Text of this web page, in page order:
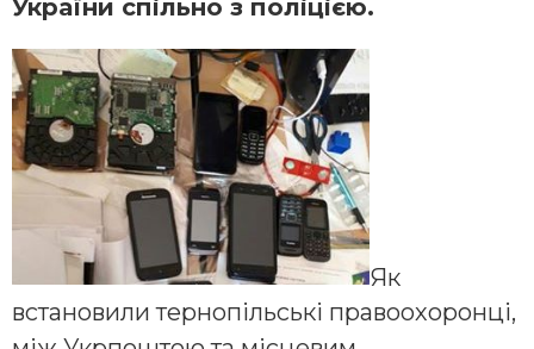
України спільно з поліцією.
Як
встановили тернопільські правоохоронці,